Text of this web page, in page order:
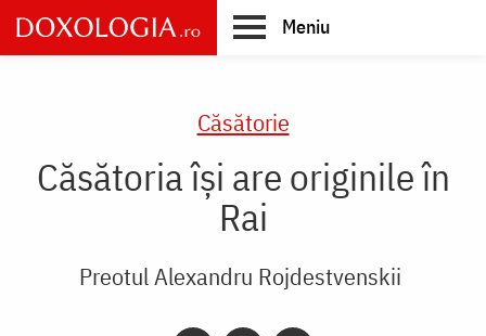
Skip
to
main
Meniu
Căsătorie
Căsătoria își are originile în
Rai
Preotul Alexandru Rojdestvenskii